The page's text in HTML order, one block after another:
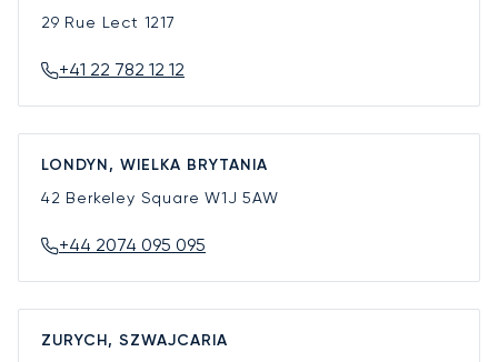
29 Rue Lect 1217
+41 22 782 12 12
LONDYN, WIELKA BRYTANIA
42 Berkeley SquareW1J 5AW
+44 2074 095 095
ZURYCH, SZWAJCARIA